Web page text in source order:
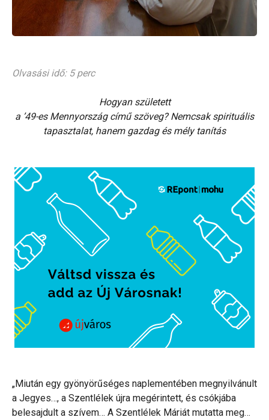
Olvasási idő: 5 perc
Hogyan született
a ’49-es Mennyország című szöveg? Nemcsak spirituális
tapasztalat, hanem gazdag és mély tanítás
„Miután egy gyönyörűséges naplementében megnyilvánult
a Jegyes…, a Szentlélek újra megérintett, és csókjába
belesajdult a szívem… A Szentlélek Máriát mutatta meg…